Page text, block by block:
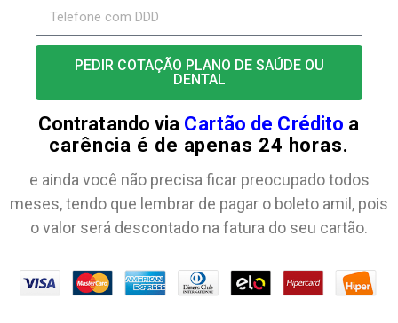
PEDIR COTAÇÃO PLANO DE SAÚDE OU
DENTAL
Contratando via Cartão de Crédito a
carência é de apenas 24 horas.
e ainda você não precisa ficar preocupado todos
meses, tendo que lembrar de pagar o boleto amil, pois
o valor será descontado na fatura do seu cartão.